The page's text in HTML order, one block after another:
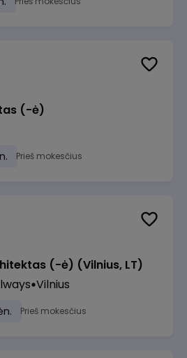
(-ė)
Prieš mokesčius
(-ė) (Vilnius, LT)
Vilnius
Prieš mokesčius